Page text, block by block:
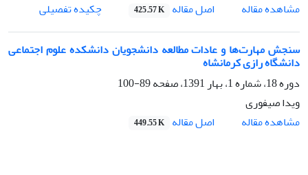
مشاهده مقاله
اصل مقاله 425.57 K
چکیده تفصیلی
سنجش مهارت‌ها و عادات مطالعه دانشجویان دانشکده علوم اجتماعی
دانشگاه رازی کرمانشاه
دوره 18، شماره 1، بهار 1391، صفحه
89-100
ویدا صیفوری
مشاهده مقاله
اصل مقاله 449.55 K